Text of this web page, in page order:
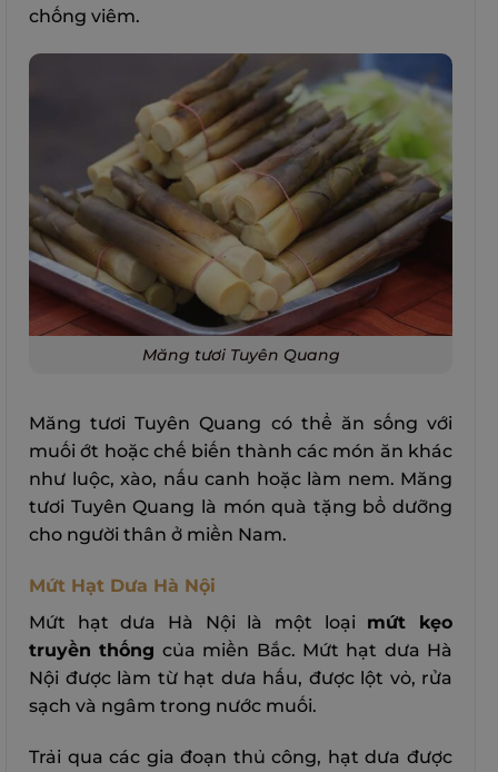
chống viêm.
Măng tươi Tuyên Quang
Măng tươi Tuyên Quang có thể ăn sống với
muối ớt hoặc chế biến thành các món ăn khác
như luộc, xào, nấu canh hoặc làm nem. Măng
tươi Tuyên Quang là món quà tặng bổ dưỡng
cho người thân ở miền Nam.
Mứt Hạt Dưa Hà Nội
Mứt hạt dưa Hà Nội là một loại mứt kẹo
truyền thống của miền Bắc. Mứt hạt dưa Hà
Nội được làm từ hạt dưa hấu, được lột vỏ, rửa
sạch và ngâm trong nước muối.
Trải qua các gia đoạn thủ công, hạt dưa được